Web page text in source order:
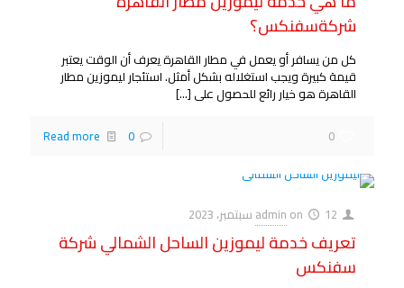
شركةسفنكس؟
كل من يسافر أو يعمل في مطار القاهرة يعرف أن الوقت يعتبر
قيمة كبيرة ويجب استغلاله بشكل أمثل. استئجار ليموزين مطار
القاهرة هو خيار رائع للحصول على[…]
0
0
Read more
admin on 12 سبتمبر، 2023
تعريف خدمة ليموزين الساحل الشمالي شركة
سفنكس